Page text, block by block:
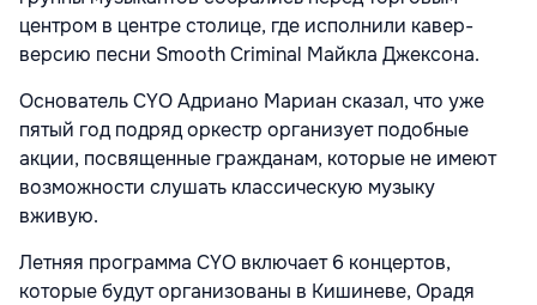
центром в центре столице, где исполнили кавер-
версию песни Smooth Criminal Майкла Джексона.
Основатель CYO Адриано Мариан сказал, что уже
пятый год подряд оркестр организует подобные
акции, посвященные гражданам, которые не имеют
возможности слушать классическую музыку
вживую.
Летняя программа CYO включает 6 концертов,
которые будут организованы в Кишиневе, Орадя